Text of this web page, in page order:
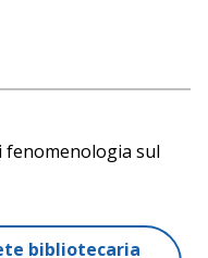
fenomenologia sul
2001
bibliotecaria